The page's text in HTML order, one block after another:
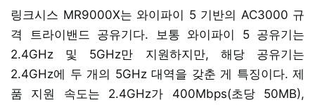
링크시스 MR9000X는 와이파이 5 기반의 AC3000 규
격 트라이밴드 공유기다. 보통 와이파이 5 공유기는
2.4GHz 및 5GHz만 지원하지만, 해당 공유기는
2.4GHz에 두 개의 5GHz 대역을 갖춘 게 특징이다. 제
품 지원 속도는 2.4GHz가 400Mbps(초당 50MB),